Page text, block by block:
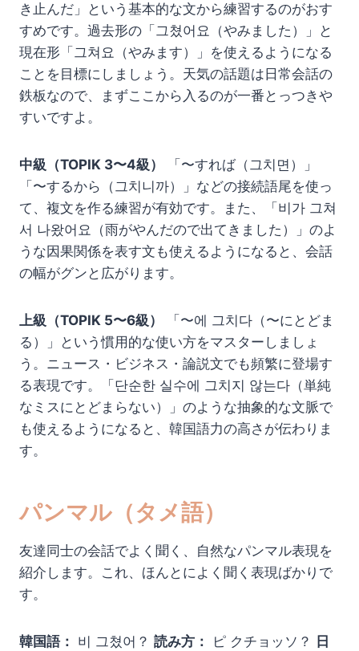
き止んだ」という基本的な文から練習するのがおす
すめです。過去形の「그쳤어요（やみました）」と
現在形「그쳐요（やみます）」を使えるようになる
ことを目標にしましょう。天気の話題は日常会話の
鉄板なので、まずここから入るのが一番とっつきや
すいですよ。
中級（TOPIK 3〜4級）
「〜すれば（그치면）」
「〜するから（그치니까）」などの接続語尾を使っ
て、複文を作る練習が有効です。また、「비가 그쳐
서 나왔어요（雨がやんだので出てきました）」のよ
うな因果関係を表す文も使えるようになると、会話
の幅がグンと広がります。
上級（TOPIK 5〜6級）
「〜에 그치다（〜にとどま
る）」という慣用的な使い方をマスターしましょ
う。ニュース・ビジネス・論説文でも頻繁に登場す
る表現です。「단순한 실수에 그치지 않는다（単純
なミスにとどまらない）」のような抽象的な文脈で
も使えるようになると、韓国語力の高さが伝わりま
す。
パンマル（タメ語）
友達同士の会話でよく聞く、自然なパンマル表現を
紹介します。これ、ほんとによく聞く表現ばかりで
す。
韓国語： 비 그쳤어？ 読み方： ピ クチョッソ？
日